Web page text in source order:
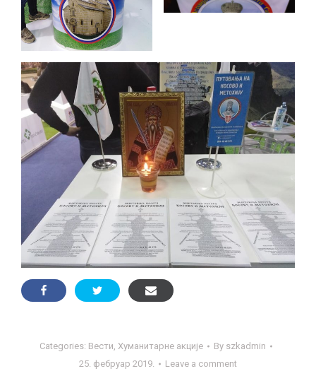
Categories: Вести, Хуманитарне акције By szkadmin
25. фебруар 2019.
Leave a comment